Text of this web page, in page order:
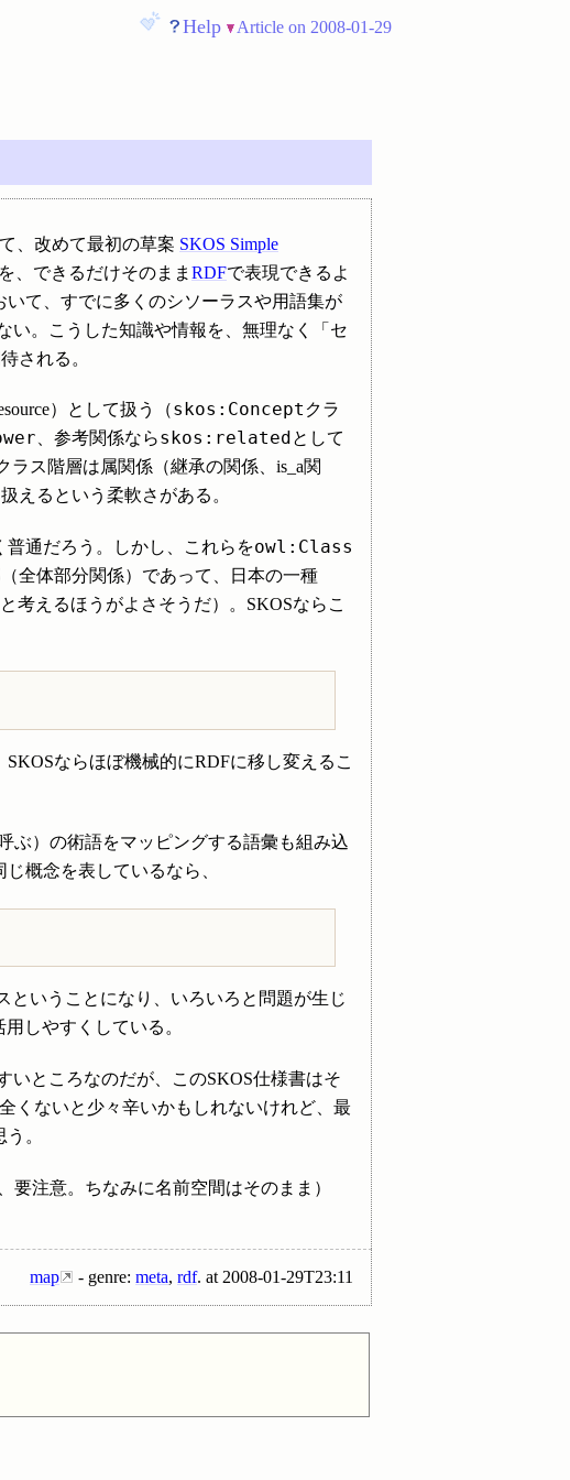
Help Article on 2008-01-29
、改めて最初の草案 SKOS Simple
、できるだけそのまま RDFで表現できるよ
て、すでに多くのシソーラスや用語集が
い。こうした知識や情報を、無理なく「セ
される。
）として扱う（skos:Concept クラ
、参考関係ならskos:related として
ス階層は属関係（継承の関係、is_a関
えるという柔軟さがある。
通だろう。しかし、これらをowl:Class
全体部分関係）であって、日本の一種
考えるほうがよさそうだ）。SKOSならこ
ならほぼ機械的にRDFに移し変えるこ
ぶ）の術語をマッピングする語彙も組み込
概念を表しているなら、
ということになり、いろいろと問題が生じ
しやすくしている。
ところなのだが、このSKOS仕様書はそ
くないと少々辛いかもしれないけれど、最
。
注意。ちなみに名前空間はそのまま）
map - genre: meta, rdf. at 2008-01-29T23:11